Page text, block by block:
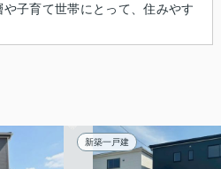
子育て世帯にとって、住みやす
新築一戸建